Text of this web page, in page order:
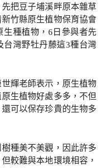
把豆子埔溪畔原本雜草
竹縣原生植物保育協會
生種植物，6日參與者先
台灣野牡丹藤這3種台灣
輝老師表示，原生植物
生植物好處多多，不但
可以保存珍貴的生物多
種美不美觀，因此許多
較難與本地環境相容，